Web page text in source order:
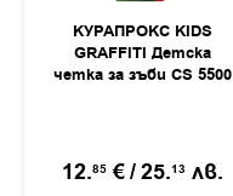
КУРАПРОКС KIDS
GRAFFITI Детска
четка за зъби CS 5500
12.85 €/25.13 лв.